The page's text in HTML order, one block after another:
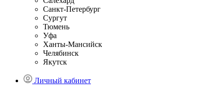
Санкт-Петербург
Сургут
Тюмень
Уфа
Ханты-Мансийск
Челябинск
Якутск
Личный кабинет